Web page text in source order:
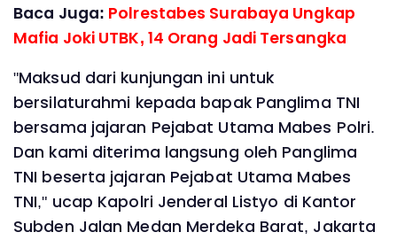
Baca Juga: Polrestabes Surabaya Ungkap
Mafia Joki UTBK, 14 Orang Jadi Tersangka
"Maksud dari kunjungan ini untuk
bersilaturahmi kepada bapak Panglima TNI
bersama jajaran Pejabat Utama Mabes Polri.
Dan kami diterima langsung oleh Panglima
TNI beserta jajaran Pejabat Utama Mabes
TNI," ucap Kapolri Jenderal Listyo di Kantor
Subden Jalan Medan Merdeka Barat, Jakarta